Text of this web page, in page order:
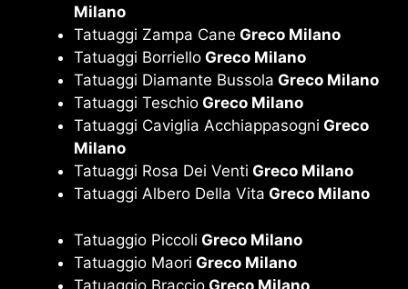
Milano
Tatuaggi Zampa Cane Greco Milano
Tatuaggi Borriello Greco Milano
Tatuaggi Diamante Bussola Greco Milano
Tatuaggi Teschio Greco Milano
Tatuaggi Caviglia Acchiappasogni Greco
Milano
Tatuaggi Rosa Dei Venti Greco Milano
Tatuaggi Albero Della Vita Greco Milano
Tatuaggio Piccoli Greco Milano
Tatuaggio Maori Greco Milano
Tatuaggio Braccio Greco Milano